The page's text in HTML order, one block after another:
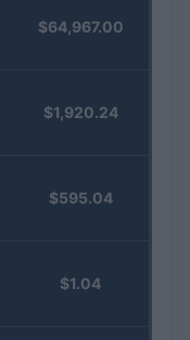
$64,967.00
$1,920.24
$595.04
$1.04